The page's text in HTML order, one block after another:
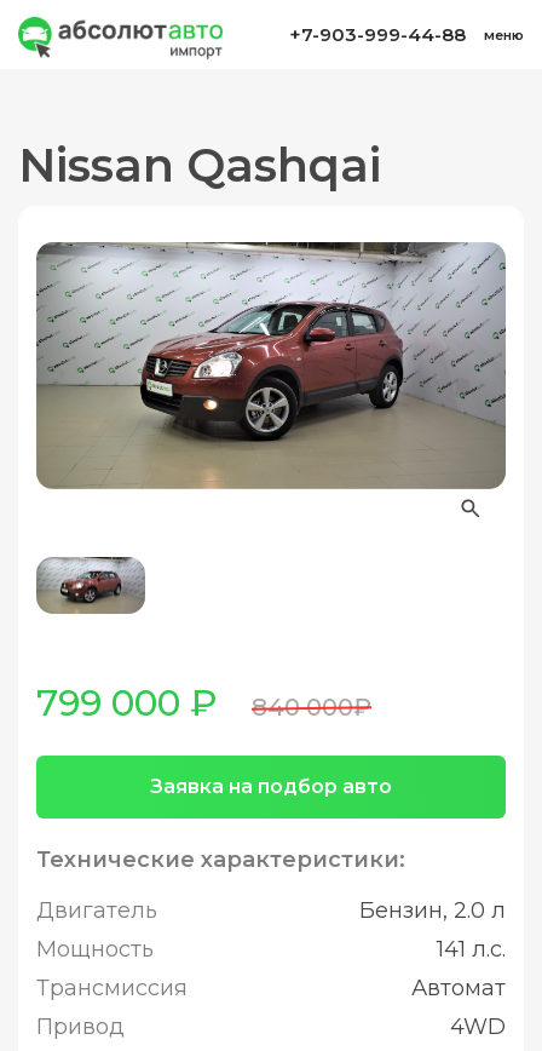
+7-903-999-44-88 меню
Nissan Qashqai
799 000 ₽ 840 000₽
Заявка на подбор авто
Технические характеристики:
Двигатель
Бензин, 2.0 л
Мощность
141 л.с.
Трансмиссия
Автомат
Привод
4WD